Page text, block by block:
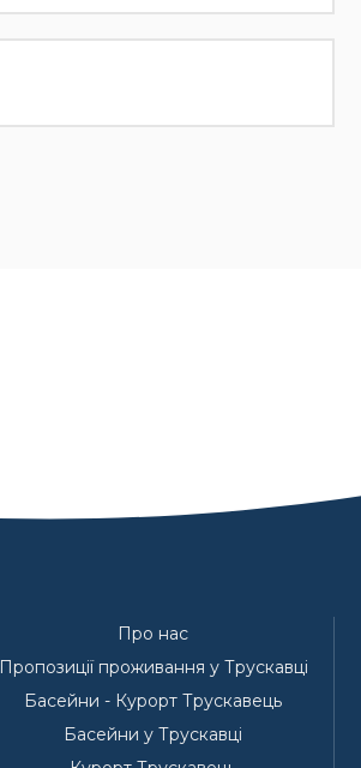
Про нас
Пропозиції проживання у Трускавці
Басейни - Курорт Трускавець
Басейни у Трускавці